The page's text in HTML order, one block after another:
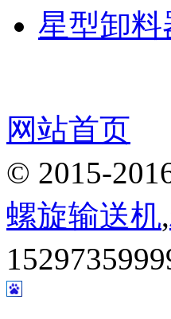
星型卸
网站首页
© 2015-
螺旋输送机,